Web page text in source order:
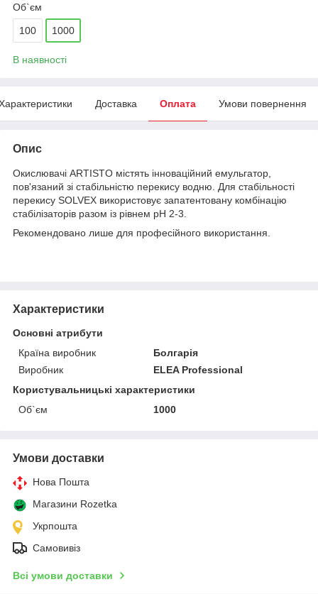
Об`єм
100 1000
В наявності
Доставка Оплата Умови повернення
Опис
Окислювачі ARTISTO містять інноваційний емульгатор,
пов'язаний зі стабільністю перекису водню. Для стабільності
перекису SOLVEX використовує запатентовану комбінацію
стабілізаторів разом із рівнем pH 2-3.
Рекомендовано лише для професійного використання.
Характеристики
Основні атрибути
Країна виробник
Болгарія
Виробник
ELEA Professional
Користувальницькі характеристики
Об`єм
1000
Умови доставки
Нова Пошта
Магазини Rozetka
Укрпошта
Самовивіз
Всі умови доставки